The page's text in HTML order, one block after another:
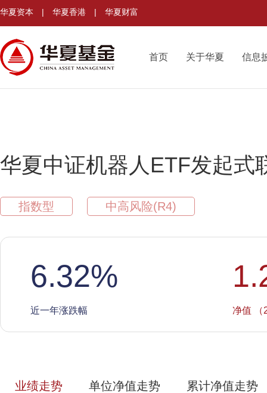
华夏资本 | 华夏香港 | 华夏财富
首页 关于华夏 信息
华夏中证机器人ETF发起式
指数型 中高风险(R4)
6.32%
近一年涨跌幅 净值 （
业绩走势 单位净值走势 累计净值走势